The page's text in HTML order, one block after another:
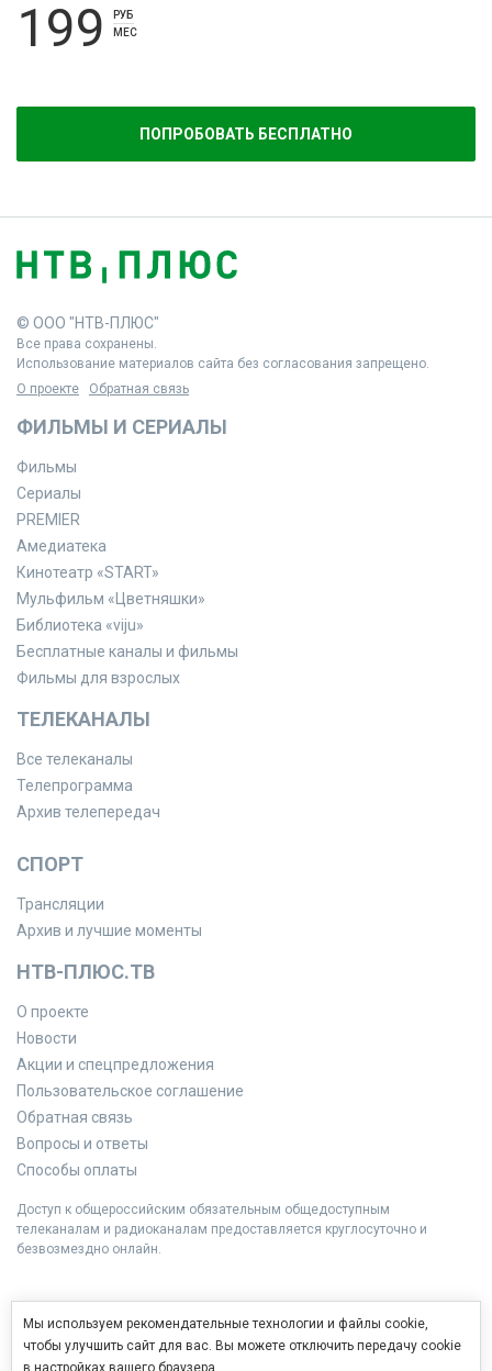
199
РУБ
МЕС
ПОПРОБОВАТЬ БЕСПЛАТНО
© ООО "НТВ-ПЛЮС"
Все права сохранены.
Использование материалов сайта без согласования запрещено.
О проекте
Обратная связь
ФИЛЬМЫ И СЕРИАЛЫ
Фильмы
Сериалы
PREMIER
Амедиатека
Кинотеатр «START»
Мульфильм «Цветняшки»
Библиотека «viju»
Бесплатные каналы и фильмы
Фильмы для взрослых
ТЕЛЕКАНАЛЫ
Все телеканалы
Телепрограмма
Архив телепередач
СПОРТ
Трансляции
Архив и лучшие моменты
НТВ-ПЛЮС.ТВ
О проекте
Новости
Акции и спецпредложения
Пользовательское соглашение
Обратная связь
Вопросы и ответы
Способы оплаты
Доступ к общероссийским обязательным общедоступным
телеканалам и радиоканалам предоставляется круглосуточно и
безвозмездно онлайн.
Мы используем рекомендательные технологии и файлы cookie,
чтобы улучшить сайт для вас. Вы можете отключить передачу cookie
в настройках вашего браузера